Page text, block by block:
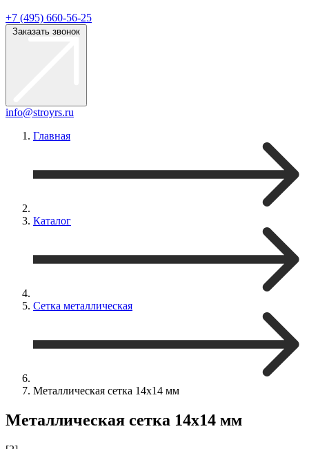
+7 (495) 660-56-25
Заказать звонок
info@stroyrs.ru
Главная
Каталог
Сетка металлическая
Металлическая сетка 14х14 мм
Металлическая сетка 14х14 мм